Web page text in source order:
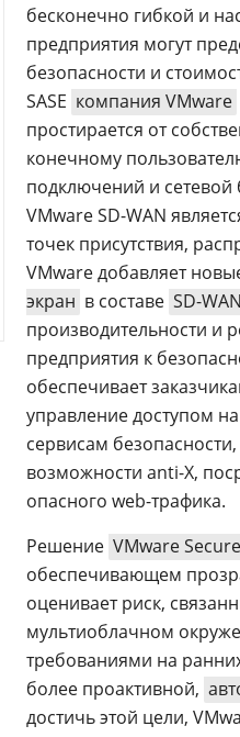
бесконечно гибкой и
предприятия могут
безопасности и
SASE компания VMware
простирается от
конечному
подключений и сетевой
VMware SD-WAN
точек присутствия,
VMware добавляет
экран в составе SD-WAN
производительности и
предприятия к
обеспечивает
управление доступом
сервисам
возможности anti-X,
опасного web-трафика.
Решение VMware
обеспечивающем
оценивает риск,
мультиоблачном
требованиями на
более проактивной,
достичь этой цели,